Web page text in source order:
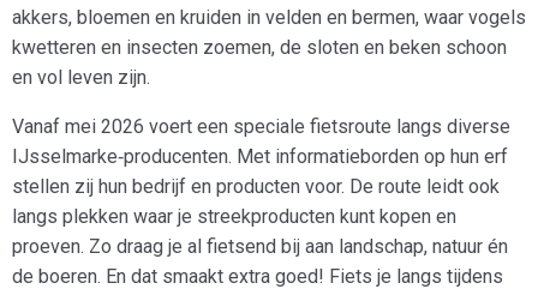
akkers, bloemen en kruiden in velden en bermen, waar vogels
kwetteren en insecten zoemen, de sloten en beken schoon
en vol leven zijn.
Vanaf mei 2026 voert een speciale fietsroute langs diverse
IJsselmarke‑producenten. Met informatieborden op hun erf
stellen zij hun bedrijf en producten voor. De route leidt ook
langs plekken waar je streekproducten kunt kopen en
proeven. Zo draag je al fietsend bij aan landschap, natuur én
de boeren. En dat smaakt extra goed! Fiets je langs tijdens